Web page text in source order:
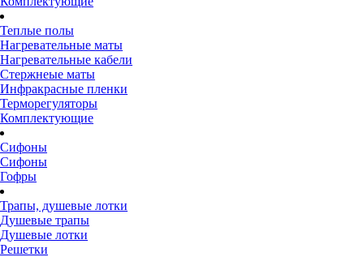
Теплые полы
Нагревательные маты
Нагревательные кабели
Стержнеые маты
Инфракрасные пленки
Терморегуляторы
Комплектующие
Сифоны
Сифоны
Гофры
Трапы, душевые лотки
Душевые трапы
Душевые лотки
Решетки